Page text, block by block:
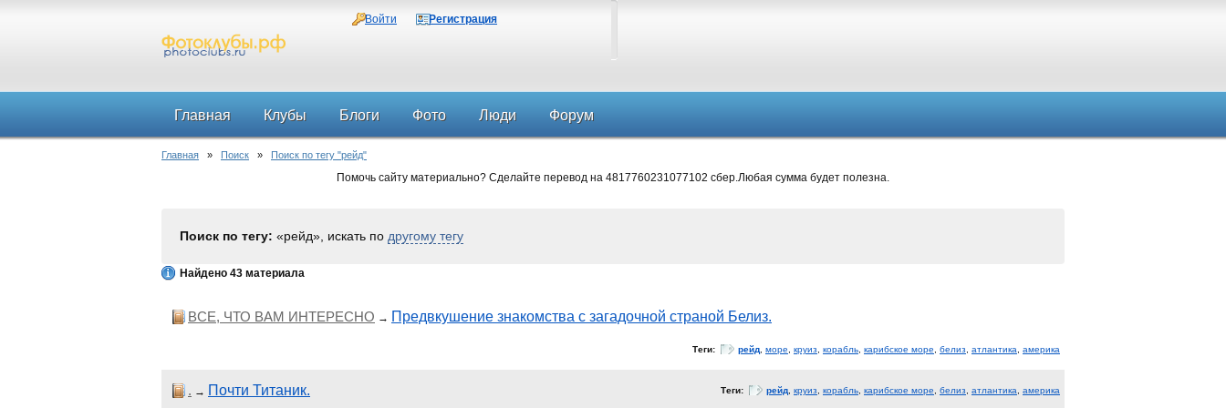
Войти Регистрация
Главная Клубы Блоги Фото Люди Форум
Главная » Поиск » Поиск по тегу "рейд"
Помочь сайту материально? Сделайте перевод на 4817760231077102 сбер.Любая сумма будет полезна.
Поиск по тегу: «рейд», искать по другому тегу
Найдено 43 материала
ВСЕ, ЧТО ВАМ ИНТЕРЕСНО → Предвкушение знакомства с загадочной страной Белиз.
Теги: рейд море круиз корабль карибское море белиз атлантика америка
. → Почти Титаник. Теги: рейд круиз корабль карибское море белиз атлантика америка